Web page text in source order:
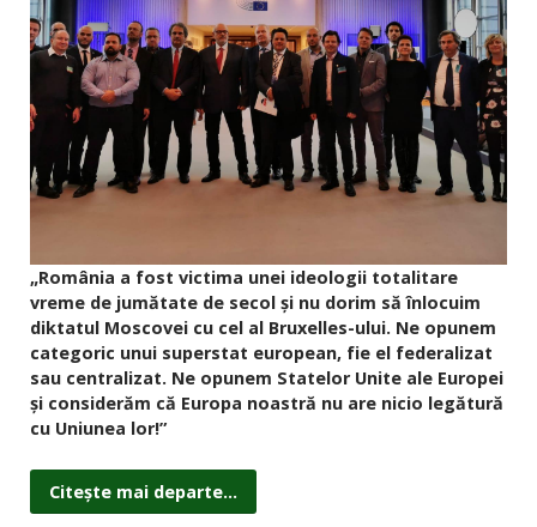
„România a fost victima unei ideologii totalitare
vreme de jumătate de secol și nu dorim să înlocuim
diktatul Moscovei cu cel al Bruxelles-ului. Ne opunem
categoric unui superstat european, fie el federalizat
sau centralizat. Ne opunem Statelor Unite ale Europei
și considerăm că Europa noastră nu are nicio legătură
cu Uniunea lor!”
Citește mai departe...